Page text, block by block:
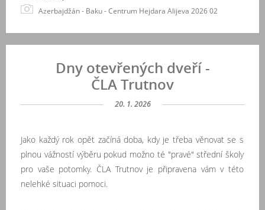
Azerbajdžán - Baku - Centrum Hejdara Alijeva 2026 02
Dny otevřených dveří -
ČLA Trutnov
20. 1. 2026
Jako každý rok opět začíná doba, kdy je třeba věnovat se s
plnou vážností výběru pokud možno té "pravé" střední školy
pro vaše potomky. ČLA Trutnov je připravena vám v této
nelehké situaci pomoci.